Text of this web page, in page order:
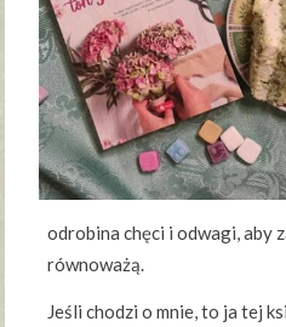
odrobina chęci i odwagi, aby
równoważą.
Jeśli chodzi o mnie, to ja tej